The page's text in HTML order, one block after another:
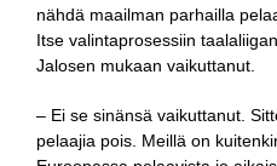
nähdä maailman parhailla
Itse valintaprosessiin
Jalosen mukaan vaikuttanut.
– Ei se sinänsä vaikuttanut.
pelaajia pois. Meillä on